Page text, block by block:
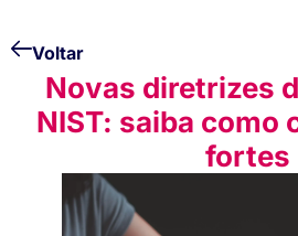
Voltar
Novas diretrizes
NIST: saiba como
fortes